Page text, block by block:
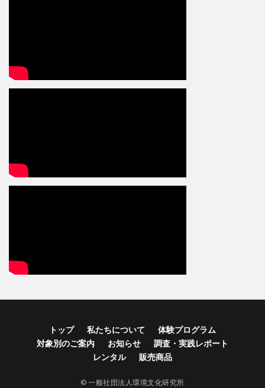
トップ 私たちについて
体験プログラム
対象別のご案内
お知らせ
調査・実践レポート
レンタル
販売商品
© 一般社団法人環境文化研究所